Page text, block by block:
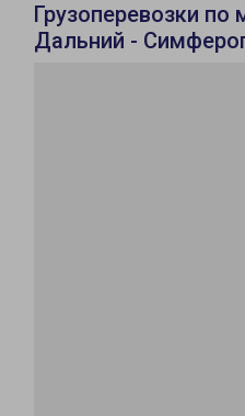
Грузоперевозки по
Дальний -